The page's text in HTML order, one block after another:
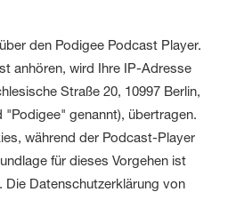
den Podigee Podcast Player.
anhören, wird Ihre IP-Adresse
Straße 20, 10997 Berlin,
"Podigee" genannt), übertragen.
während der Podcast-Player
für dieses Vorgehen ist
Die Datenschutzerklärung von